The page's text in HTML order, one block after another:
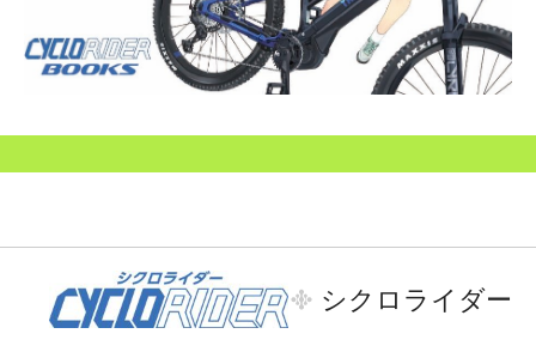
シクロライダー